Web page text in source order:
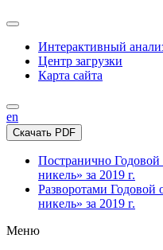
Интерактивный
Центр загрузки
Карта сайта
en
Скачать PDF
Постранично
никель» за 2019 г.
Разворотами Годовой
никель» за 2019 г.
Меню